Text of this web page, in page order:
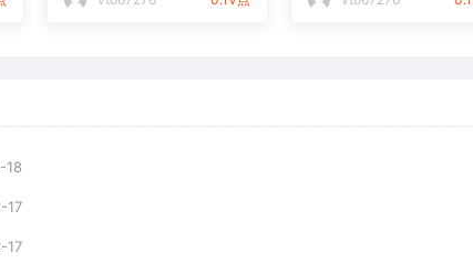
18
17
17